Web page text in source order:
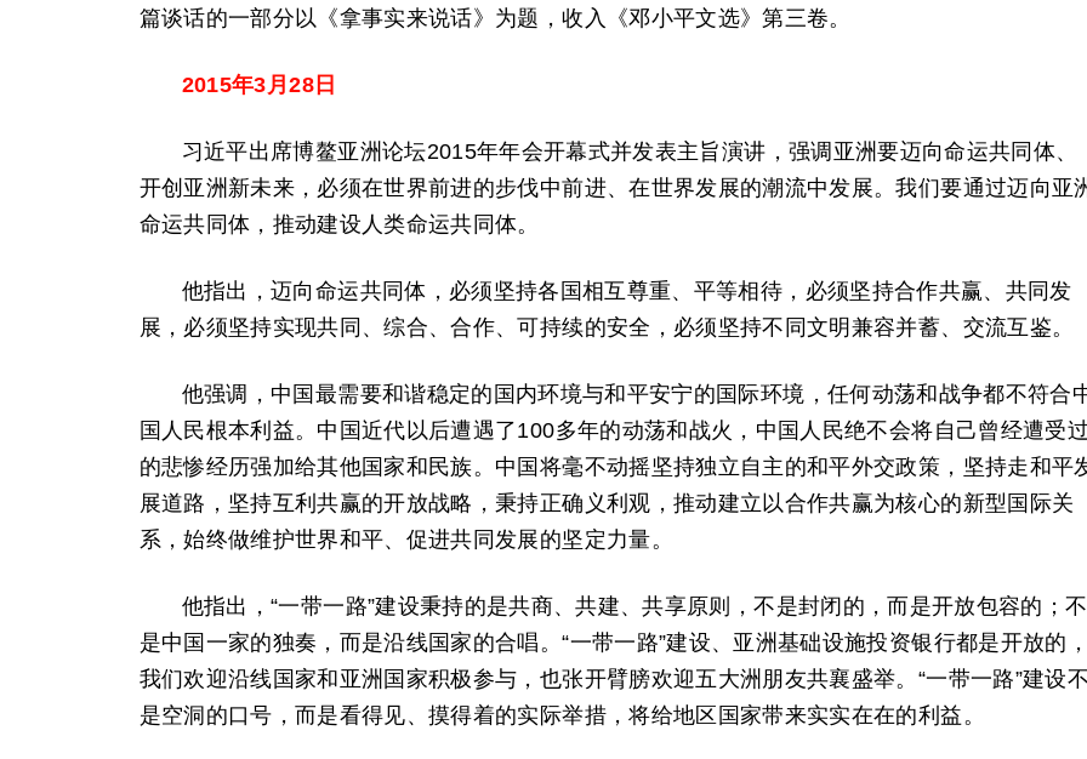
篇谈话的一部分以《拿事实来说话》为题，收入《邓小平文选》第三卷。
2015年3月28日
习近平出席博鳌亚洲论坛2015年年会开幕式并发表主旨演讲，强调亚洲要迈向命运共同体、
开创亚洲新未来，必须在世界前进的步伐中前进、在世界发展的潮流中发展。我们要通过迈向亚
命运共同体，推动建设人类命运共同体。
他指出，迈向命运共同体，必须坚持各国相互尊重、平等相待，必须坚持合作共赢、共同发
展，必须坚持实现共同、综合、合作、可持续的安全，必须坚持不同文明兼容并蓄、交流互鉴。
他强调，中国最需要和谐稳定的国内环境与和平安宁的国际环境，任何动荡和战争都不符合
国人民根本利益。中国近代以后遭遇了100多年的动荡和战火，中国人民绝不会将自己曾经遭受过
的悲惨经历强加给其他国家和民族。中国将毫不动摇坚持独立自主的和平外交政策，坚持走和平
展道路，坚持互利共赢的开放战略，秉持正确义利观，推动建立以合作共赢为核心的新型国际关
系，始终做维护世界和平、促进共同发展的坚定力量。
他指出，“一带一路”建设秉持的是共商、共建、共享原则，不是封闭的，而是开放包容的；不
是中国一家的独奏，而是沿线国家的合唱。“一带一路”建设、亚洲基础设施投资银行都是开放的，
我们欢迎沿线国家和亚洲国家积极参与，也张开臂膀欢迎五大洲朋友共襄盛举。“一带一路”建设不
是空洞的口号，而是看得见、摸得着的实际举措，将给地区国家带来实实在在的利益。